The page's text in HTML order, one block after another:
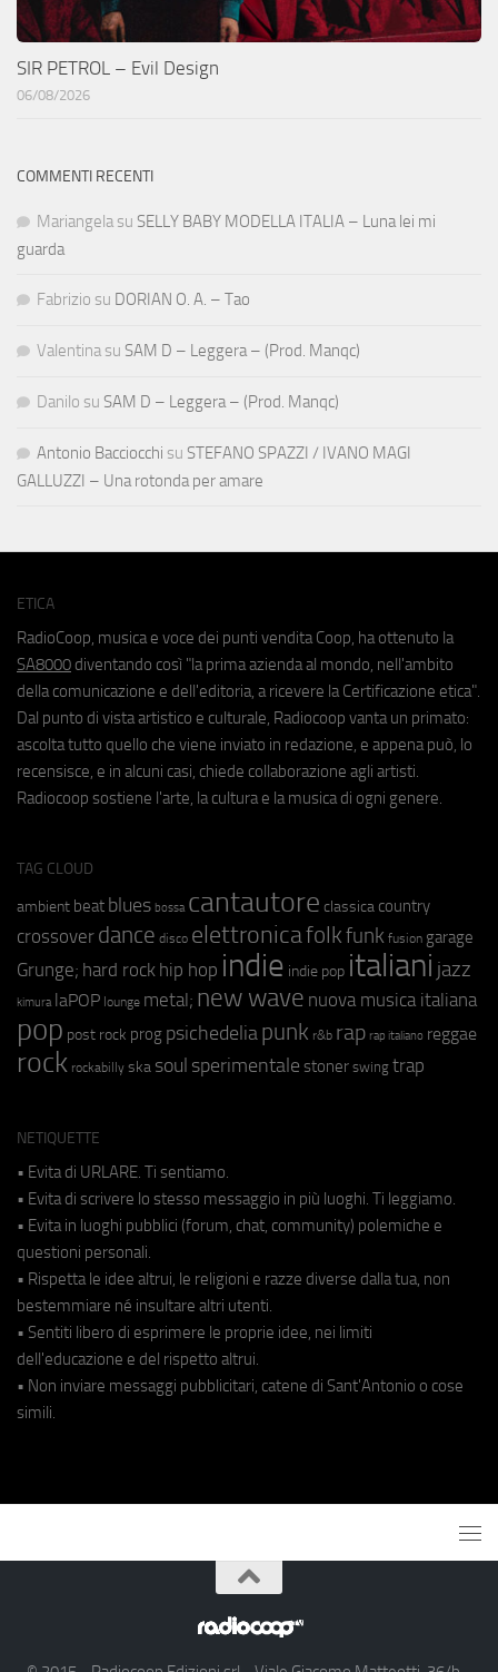
SIR PETROL – Evil Design
06/08/2026
COMMENTI RECENTI
Mariangela su SELLY BABY MODELLA ITALIA – Luna lei mi
guarda
Fabrizio su DORIAN O. A. – Tao
Valentina su SAM D – Leggera – (Prod. Manqc)
Danilo su SAM D – Leggera – (Prod. Manqc)
Antonio Bacciocchi su STEFANO SPAZZI / IVANO MAGI
GALLUZZI – Una rotonda per amare
ETICA
RadioCoop, musica e voce dei punti vendita Coop, ha ottenuto la
SA8000 diventando così "la prima azienda al mondo, nell'ambito
della comunicazione e dell'editoria, a ricevere la Certificazione etica".
Dal punto di vista artistico e culturale, Radiocoop vanta un primato:
ascolta tutto quello che viene inviato in redazione, e appena può, lo
recensisce, e in alcuni casi, chiede collaborazione agli artisti.
Radiocoop sostiene l'arte, la cultura e la musica di ogni genere.
TAG CLOUD
ambient beat blues bossa cantautore classica country
crossover dance disco elettronicafolkfunk fusion garage
Grunge; hard rock hip hop indie indie pop italiani jazz
kimura laPOP lounge metal; new wave nuova musica italiana
pop post rock prog psichedeliapunk r&b rap rap italiano reggae
rock rockabilly ska soul sperimentale stoner swing trap
NETIQUETTE
• Evita di URLARE. Ti sentiamo.
• Evita di scrivere lo stesso messaggio in più luoghi. Ti leggiamo.
• Evita in luoghi pubblici (forum, chat, community) polemiche e
questioni personali.
• Rispetta le idee altrui, le religioni e razze diverse dalla tua, non
bestemmiare né insultare altri utenti.
• Sentiti libero di esprimere le proprie idee, nei limiti
dell'educazione e del rispetto altrui.
• Non inviare messaggi pubblicitari, catene di Sant'Antonio o cose
simili.